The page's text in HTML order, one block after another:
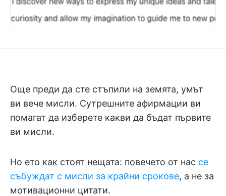
Още преди да сте стъпили на земята, умът
ви вече мисли. Сутрешните афирмации ви
помагат да изберете какви да бъдат първите
ви мисли.
Но ето как стоят нещата: повечето от нас се
събуждат с мисли за крайни срокове, а не за
мотивационни цитати.